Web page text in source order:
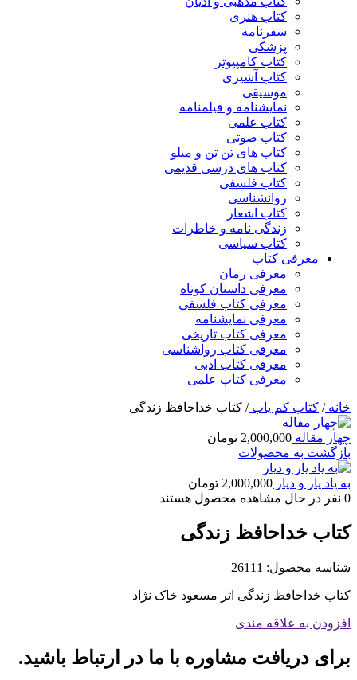
کتاب هنری
سفرنامه
پزشکی
کتاب کامپیوتر
کتاب آشپزی
موسیقی
نمایشنامه و فیلمنامه
کتاب علمی
کتاب صوتی
کتاب های تن تن و میلو
کتاب های درسی قدیمی
کتاب فلسفی
روانشناسی
کتاب اشعار
زندگی نامه و خاطرات
کتاب سیاسی
معرفی کتاب
معرفی رمان
معرفی داستان کوتاه
معرفی کتاب فلسفی
معرفی نمایشنامه
معرفی کتاب تاریخی
معرفی کتاب رواشناسی
معرفی کتاب ادبی
معرفی کتاب علمی
خانه/ کتاب کم یاب/ کتاب خداحافظ زندگی
چهار مقاله 2,000,000 تومان
بازگشت به محصولات
به یاد یار و دیار 2,000,000 تومان
0 نفر در حال مشاهده محصول هستند
کتاب خداحافظ زندگی
شناسه محصول: 26111
کتاب خداحافظ زندگی اثر مسعود خاک نژاد
افزودن به علاقه مندی
برای دریافت مشاوره با ما در ارتباط باشید.